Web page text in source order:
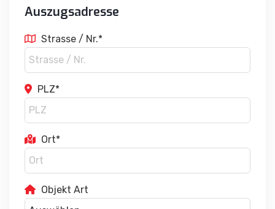
Auszugsadresse
Strasse / Nr.*
PLZ*
Ort*
Objekt Art